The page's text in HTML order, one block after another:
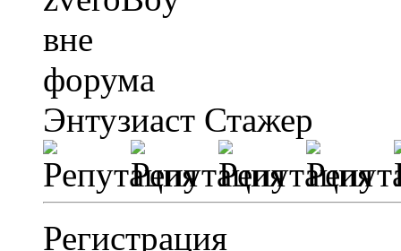
Энтузиаст Стажер
Регистрация